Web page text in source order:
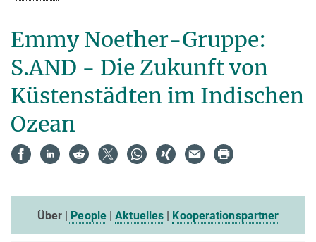
Emmy Noether-Gruppe:
S.AND - Die Zukunft von
Küstenstädten im Indischen
Ozean
Über | People|Aktuelles | Kooperationspartner